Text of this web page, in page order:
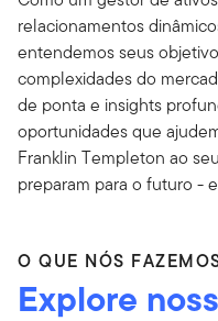
relacionamentos
entendemos seus
complexidades do
de ponta e insights
oportunidades que
Franklin Templeton ao
preparam para o futuro -
O QUE NÓS
Explore